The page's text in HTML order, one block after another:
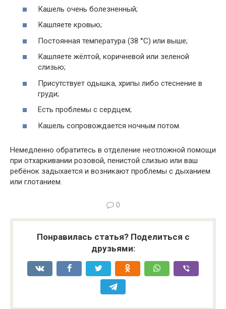
Кашель очень болезненный;
Кашляете кровью;
Постоянная температура (38 °C) или выше;
Кашляете жёлтой, коричневой или зеленой
слизью;
Присутствует одышка, хрипы либо стеснение в
груди;
Есть проблемы с сердцем;
Кашель сопровождается ночным потом.
Немедленно обратитесь в отделение неотложной помощи
при отхаркивании розовой, пенистой слизью или ваш
ребёнок задыхается и возникают проблемы с дыханием
или глотанием.
0
Понравилась статья? Поделиться с
друзьями: